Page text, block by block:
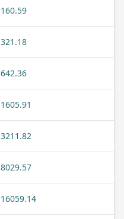
160.59
321.18
642.36
1605.91
3211.82
8029.57
16059.14